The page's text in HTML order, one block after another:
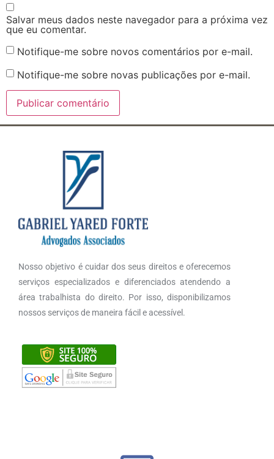
Salvar meus dados neste navegador para a próxima vez
que eu comentar.
Notifique-me sobre novos comentários por e-mail.
Notifique-me sobre novas publicações por e-mail.
Nosso objetivo é cuidar dos seus direitos e oferecemos
serviços especializados e diferenciados atendendo a
área trabalhista do direito. Por isso, disponibilizamos
nossos serviços de maneira fácil e acessível.